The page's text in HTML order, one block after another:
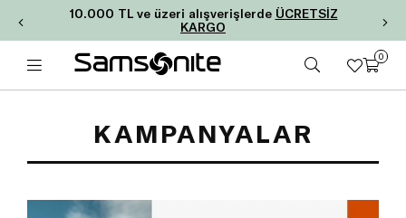
10.000 TL ve üzeri alışverişlerde ÜCRETSİZ
KARGO
0
KAMPANYALAR